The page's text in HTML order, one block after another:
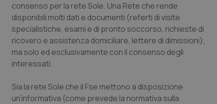
Salute orale & impianti
Sangue & coagulazione
Tiroide
Tumore al seno
consenso per la rete Sole. Una Rete che rende
disponibili molti dati e documenti (referti di visite
specialistiche, esami e di pronto soccorso, richieste di
ricovero e assistenza domiciliare, lettere di dimissioni),
ma solo ed esclusivamente con il consenso degli
interessati.
Sia la rete Sole che il Fse mettono a disposizione
un’informativa (come prevede la normativa sulla